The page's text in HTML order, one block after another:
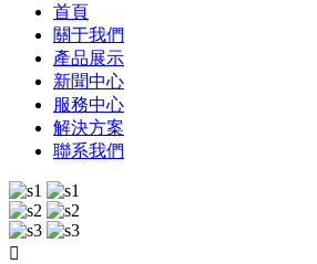
首頁
關于我們
產品展示
新聞中心
服務中心
解決方案
聯系我們
